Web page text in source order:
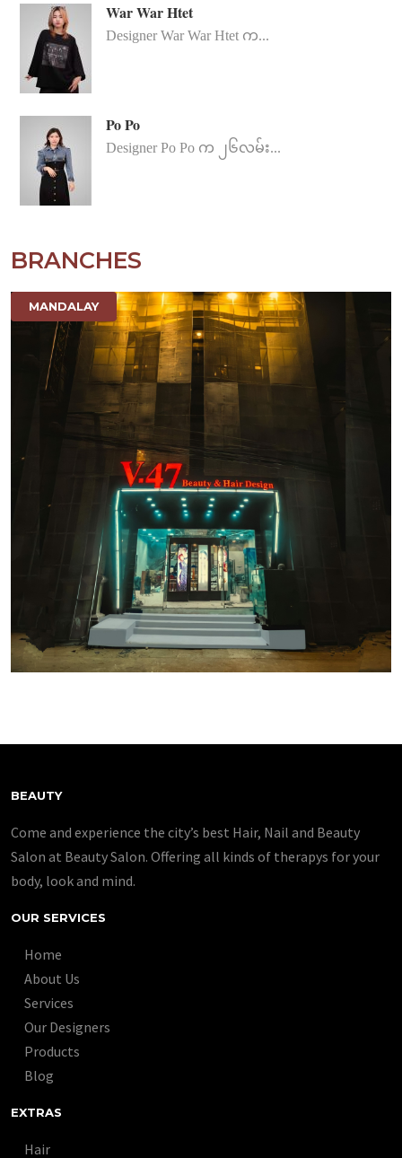
War War Htet
Designer War War Htet က...
Po Po
Designer Po Po က ၂၆လမ်း...
BRANCHES
MANDALAY
BEAUTY
Come and experience the city’s best Hair, Nail and Beauty
Salon at Beauty Salon. Offering all kinds of therapys for your
body, look and mind.
OUR SERVICES
Home
About Us
Services
Our Designers
Products
Blog
EXTRAS
Hair